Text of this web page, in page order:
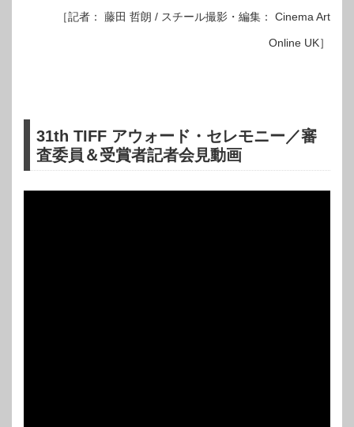
［記者： 藤田 哲朗 / スチール撮影・編集： Cinema Art
Online UK］
31th TIFF アウォード・セレモニー／審
査委員＆受賞者記者会見動画